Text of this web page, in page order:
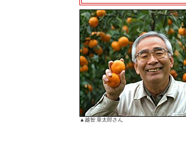
▲越智 章太郎さん